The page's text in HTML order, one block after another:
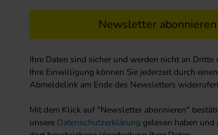
Newsletter abonnieren
Ihre Daten sind sicher und werden nicht an Dritte
Ihre Einwilligung können Sie jederzeit durch
Abmeldelink am Ende des Newsletters
Mit dem Klick auf "Newsletter abonnieren"
unsere Datenschutzerklärung gelesen haben und